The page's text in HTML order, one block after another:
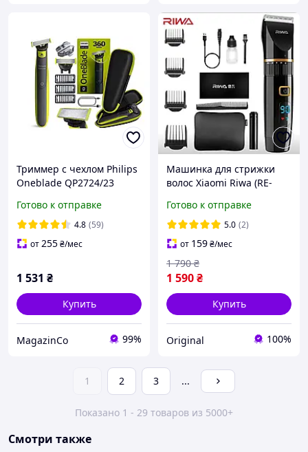
Триммер с чехлом Philips
Oneblade QP2724/23
Готово к отправке
4.8 (59)
от255₴/мес
1 531 ₴
Купить
MagazinCo 99%
Машинка для стрижки
волос Xiaomi Riwa (RE-
керамики, Black
Готово к отправке
5.0 (2)
от 159₴/мес
1 590₴
1 790 ₴
Купить
Original 100%
1 2 3 ...
Показано 1 - 29 товаров из 5000+
Смотри также